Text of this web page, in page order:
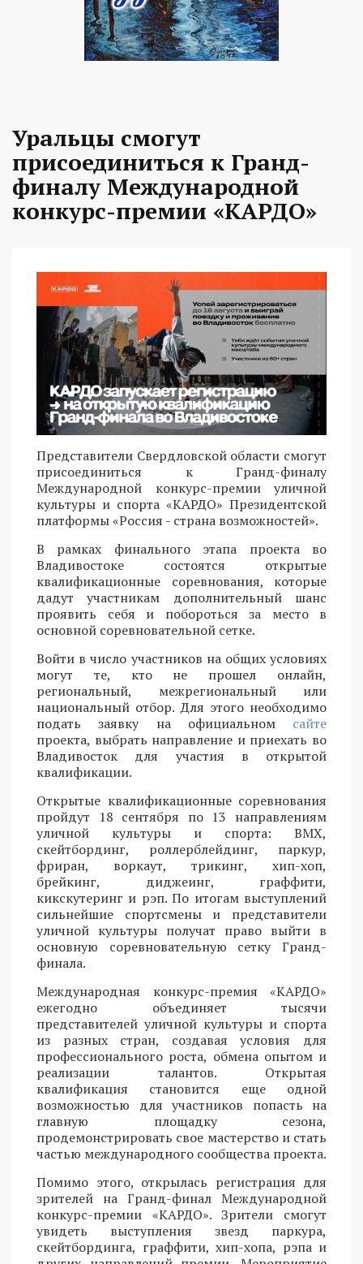
Уральцы смогут
присоединиться к Гранд-
финалу Международной
конкурс-премии «КАРДО»
Представители Свердловской области смогут
присоединиться к Гранд-финалу
Международной конкурс-премии уличной
культуры и спорта «КАРДО» Президентской
платформы «Россия - страна возможностей».
В рамках финального этапа проекта во
Владивостоке состоятся открытые
квалификационные соревнования, которые
дадут участникам дополнительный шанс
проявить себя и побороться за место в
основной соревновательной сетке.
Войти в число участников на общих условиях
могут те, кто не прошел онлайн,
региональный, межрегиональный или
национальный отбор. Для этого необходимо
подать заявку на официальном сайте
проекта, выбрать направление и приехать во
Владивосток для участия в открытой
квалификации.
Открытые квалификационные соревнования
пройдут 18 сентября по 13 направлениям
уличной культуры и спорта: BMX,
скейтбординг, роллерблейдинг, паркур,
фриран, воркаут, трикинг, хип-хоп,
брейкинг, диджеинг, граффити,
кикскутеринг и рэп. По итогам выступлений
сильнейшие спортсмены и представители
уличной культуры получат право выйти в
основную соревновательную сетку Гранд-
финала.
Международная конкурс-премия «КАРДО»
ежегодно объединяет тысячи
представителей уличной культуры и спорта
из разных стран, создавая условия для
профессионального роста, обмена опытом и
реализации талантов. Открытая
квалификация становится еще одной
возможностью для участников попасть на
главную площадку сезона,
продемонстрировать свое мастерство и стать
частью международного сообщества проекта.
Помимо этого, открылась регистрация для
зрителей на Гранд-финал Международной
конкурс-премии «КАРДО». Зрители смогут
увидеть выступления звезд паркура,
скейтбординга, граффити, хип-хопа, рэпа и